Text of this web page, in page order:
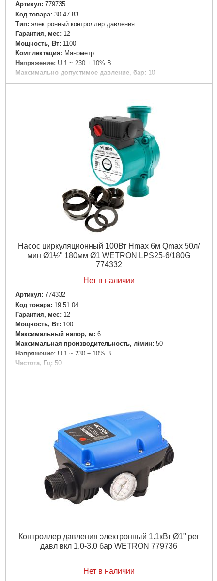
Артикул: 779735
Код товара: 30.47.83
Tип: электронный контроллер давления
Гарантия, мес: 12
Мощность, Вт: 1100
Комплектация: Манометр
Напряжение: U 1 ~ 230 ± 10% В
Максимально допустимое давление, бар: 10
Диаметр, мм: Патрубок - 1"×1"
230x150x100 мм
Подробнее...
Насос циркуляционный 100Вт Hmax 6м Qmax 50л/
мин Ø1½" 180мм Ø1 WETRON LPS25-6/180G
774332
Нет в наличии
Артикул: 774332
Код товара: 19.51.04
Гарантия, мес: 12
Мощность, Вт: 100
Максимальный напор, м: 6
Максимальная производительность, л/мин: 50
Напряжение: U 1 ~ 230 ± 10% В
Частота, Гц: 50
Вал двигателя: Керамика
Диаметр патрубка переходника, " (дюйм): 1
Диаметр всасывающего патрубка DN1, (мм):
1 ½"
Материал корпуса: Чугун с антикоррозийной обработкой
Диаметр твердых частиц во взвешенном состоянии,
Вес брутто (единицы), кг: 3.025
Длина упаковки, мм:
200
Ширина упаковки, мм: 140
Высота упаковки, мм: 150
Подробнее...
Контроллер давления электронный 1.1кВт Ø1" рег
давл вкл 1.0-3.0 бар WETRON 779736
Нет в наличии